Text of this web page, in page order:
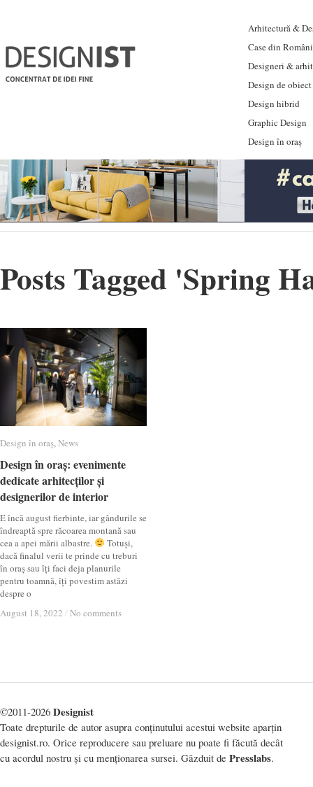
Arhitectură &
Case din
Designeri &
Design de obiect
Design hibrid
Graphic Design
Design în oraș
Posts Tagged 'Spring
Design în oraș,News
Design în oraș: evenimente
dedicate arhitecților și
designerilor de interior
E încă august fierbinte, iar gândurile se
îndreaptă spre răcoarea montană sau
cea a apei mării albastre.
Totuși,
dacă finalul verii te prinde cu treburi
în oraș sau îți faci deja planurile
pentru toamnă, îți povestim astăzi
despre o
August 18, 2022 / No comments
Design în oraș News
Design în oraș: evenimente
dedicate arhitecților și
designerilor de interior
August 18, 2022 / No comments
©2011-2026 Designist
Toate drepturile de autor asupra conținutului acestui website aparțin
designist.ro. Orice reproducere sau preluare nu poate fi făcută decât
cu acordul nostru și cu menționarea sursei. Găzduit de Presslabs.